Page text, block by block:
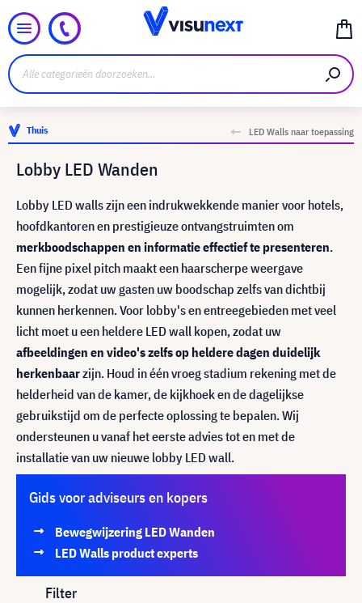
Thuis LED Walls naar toepassing
Lobby LED Wanden
Lobby LED walls zijn een indrukwekkende manier voor hotels,
hoofdkantoren en prestigieuze ontvangstruimten om
merkboodschappen en informatie effectief te presenteren.
Een fijne pixel pitch maakt een haarscherpe weergave
mogelijk, zodat uw gasten uw boodschap zelfs van dichtbij
kunnen herkennen. Voor lobby's en entreegebieden met veel
licht moet u een heldere LED wall kopen, zodat uw
afbeeldingen en video's zelfs op heldere dagen duidelijk
herkenbaarzijn. Houd in één vroeg stadium rekening met de
helderheid van de kamer, de kijkhoek en de dagelijkse
gebruikstijd om de perfecte oplossing te bepalen. Wij
ondersteunen u vanaf het eerste advies tot en met de
installatie van uw nieuwe lobby LED wall.
Gids voor adviseurs en kopers
Bewegwijzering LED Wanden
LED Walls product experts
Filter